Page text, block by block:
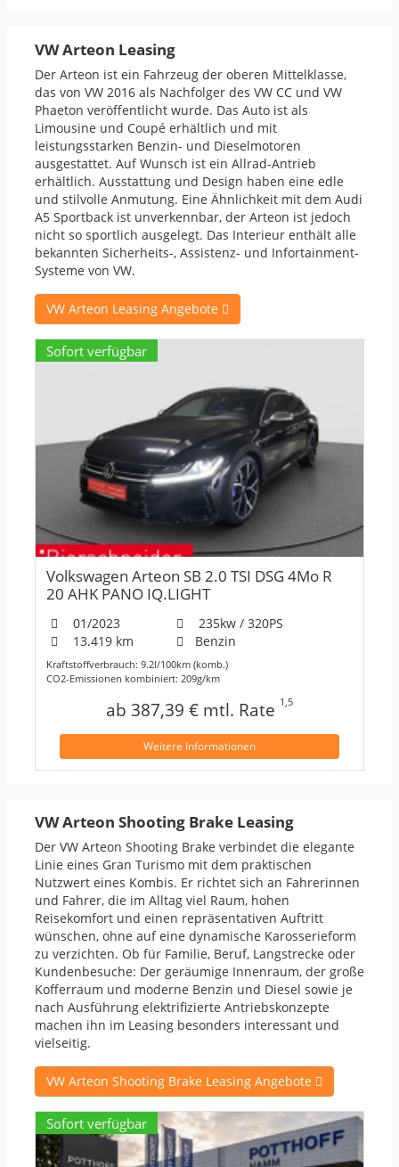
VW Arteon Leasing
Der Arteon ist ein Fahrzeug der oberen Mittelklasse,
das von VW 2016 als Nachfolger des VW CC und VW
Phaeton veröffentlicht wurde. Das Auto ist als
Limousine und Coupé erhältlich und mit
leistungsstarken Benzin- und Dieselmotoren
ausgestattet. Auf Wunsch ist ein Allrad-Antrieb
erhältlich. Ausstattung und Design haben eine edle
und stilvolle Anmutung. Eine Ähnlichkeit mit dem Audi
A5 Sportback ist unverkennbar, der Arteon ist jedoch
nicht so sportlich ausgelegt. Das Interieur enthält alle
bekannten Sicherheits-, Assistenz- und Infortainment-
Systeme von VW.
VW Arteon Leasing Angebote
Sofort verfügbar
Volkswagen Arteon SB 2.0 TSI DSG 4Mo R
20 AHK PANO IQ.LIGHT
01/2023
235kw / 320PS
13.419 km
Benzin
Kraftstoffverbrauch: 9.2l/100km (komb.)
CO2-Emissionen kombiniert: 209g/km
ab 387,39 € mtl. Rate 1,5
Weitere Informationen
VW Arteon Shooting Brake Leasing
Der VW Arteon Shooting Brake verbindet die elegante
Linie eines Gran Turismo mit dem praktischen
Nutzwert eines Kombis. Er richtet sich an Fahrerinnen
und Fahrer, die im Alltag viel Raum, hohen
Reisekomfort und einen repräsentativen Auftritt
wünschen, ohne auf eine dynamische Karosserieform
zu verzichten. Ob für Familie, Beruf, Langstrecke oder
Kundenbesuche: Der geräumige Innenraum, der große
Kofferraum und moderne Benzin und Diesel sowie je
nach Ausführung elektrifizierte Antriebskonzepte
machen ihn im Leasing besonders interessant und
vielseitig.
VW Arteon Shooting Brake Leasing Angebote
Sofort verfügbar